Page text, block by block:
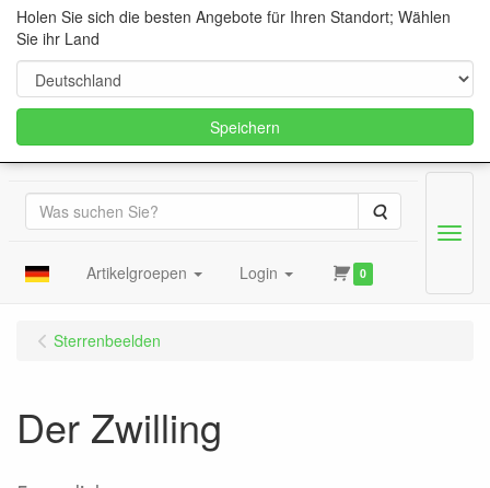
Suche
Artikelgroepen Login 0
Menu
Sterrenbeelden
Der Zwilling
Holen Sie sich die besten Angebote für Ihren Standort; Wählen
Sie ihr Land
Speichern